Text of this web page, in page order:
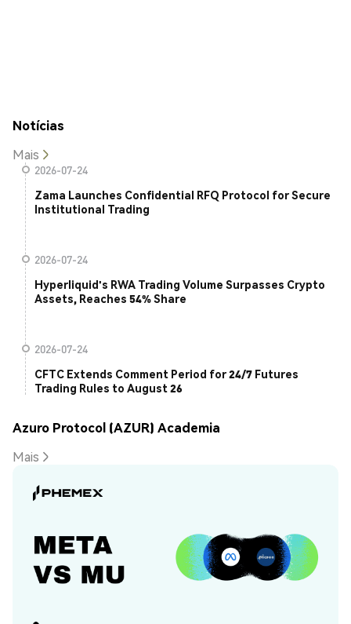
Notícias
Mais
2026-07-24
Zama Launches Confidential RFQ Protocol for Secure
Institutional Trading
2026-07-24
Hyperliquid's RWA Trading Volume Surpasses Crypto
Assets, Reaches 54% Share
2026-07-24
CFTC Extends Comment Period for 24/7 Futures
Trading Rules to August 26
Azuro Protocol (AZUR) Academia
Mais